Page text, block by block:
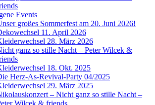
Events
großes Sommerfest am 20. Juni 2026!
11. April 2026
28. März 2026
ganz so stille Nacht – Peter Wilcek &
18. Okt. 2025
Herz-As-Revival-Party 04/2025
29. März 2025
– Nicht ganz so stille Nacht –
Wilcek & friends